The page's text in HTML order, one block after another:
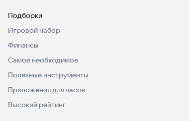
Подборки
Игровой набор
Финансы
Самое необходимое
Полезные инструменты
Приложения для часов
Высокий рейтинг